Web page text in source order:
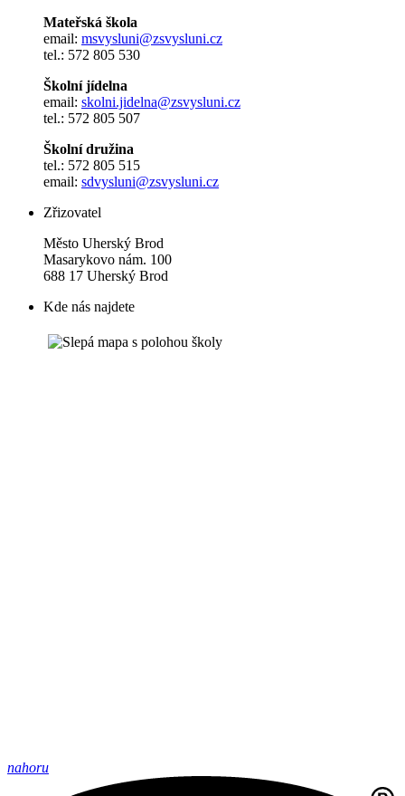
Mateřská škola
email: msvysluni@zsvysluni.cz
tel.: 572 805 530
Školní jídelna
email: skolni.jidelna@zsvysluni.cz
tel.: 572 805 507
Školní družina
tel.: 572 805 515
email: sdvysluni@zsvysluni.cz
Zřizovatel
Město Uherský Brod
Masarykovo nám. 100
688 17 Uherský Brod
Kde nás najdete
nahoru